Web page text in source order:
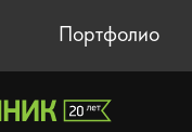
Портфолио